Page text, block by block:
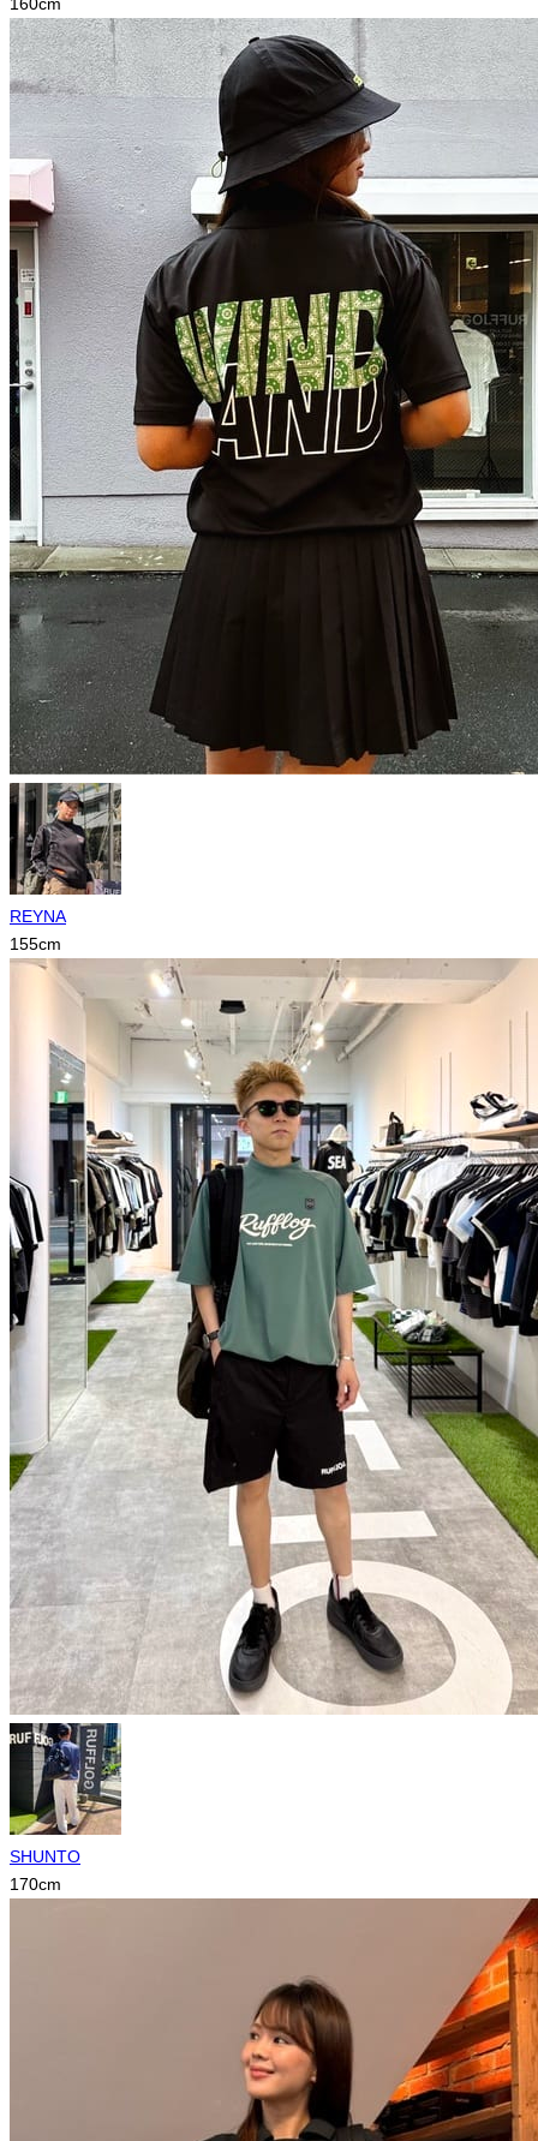
REYNA
155cm
SHUNTO
170cm